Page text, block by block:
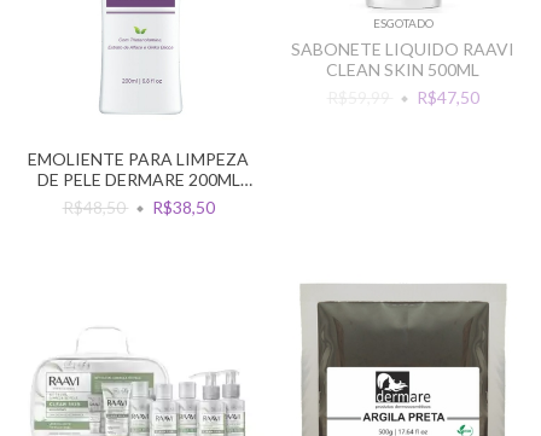
EMOLIENTE PARA LIMPEZA
DE PELE DERMARE 200ML
SOLUCAO LIQUIDA
R$48,50 R$38,50
ESGOTADO
SABONETE LIQUIDO RAAVI
CLEAN SKIN 500ML
R$59,99
R$47,50